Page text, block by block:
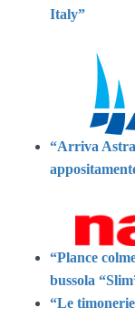
Italy”
“Arriva
“Plance
bussola
“Le